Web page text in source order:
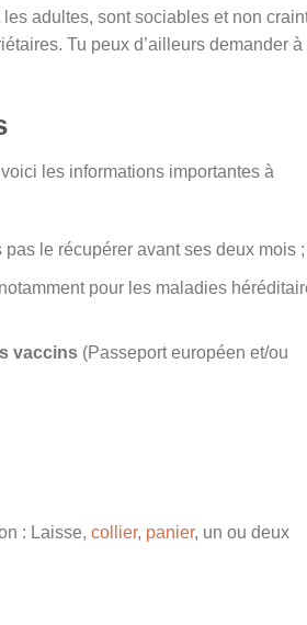
adultes, sont sociables et non
Tu peux d’ailleurs demander à
les informations importantes à
le récupérer avant ses deux mois ;
pour les maladies
vaccins(Passeport européen et/ou
: Laisse, collier, panier, un ou deux